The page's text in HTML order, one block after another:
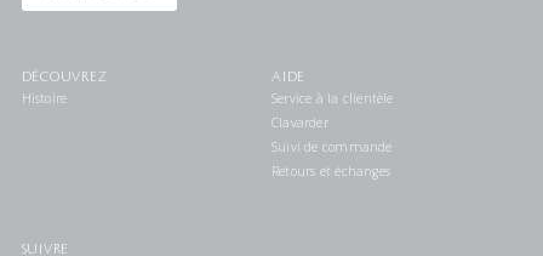
DÉCOUVREZ
Histoire
AIDE
Service à la clientèle
Clavarder
Suivi de commande
Retours et échanges
SUIVRE